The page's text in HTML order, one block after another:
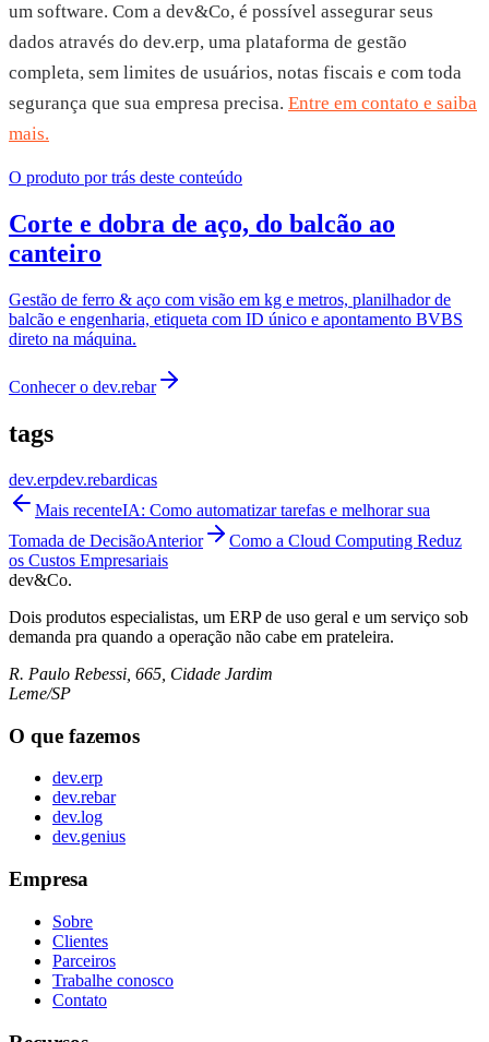
um software. Com a dev&Co, é possível assegurar seus
dados através do dev.erp, uma plataforma de gestão
completa, sem limites de usuários, notas fiscais e com toda
segurança que sua empresa precisa. Entre em contato e saiba
mais.
O produto por trás deste conteúdo
Corte e dobra de aço, do balcão ao
canteiro
Gestão de ferro & aço com visão em kg e metros, planilhador de
balcão e engenharia, etiqueta com ID único e apontamento BVBS
direto na máquina.
Conhecer o dev.rebar
tags
dev.erpdev.rebardicas
Mais recenteIA: Como automatizar tarefas e melhorar sua
Tomada de DecisãoAnterior
Como a Cloud Computing Reduz
os Custos Empresariais
dev&Co.
Dois produtos especialistas, um ERP de uso geral e um serviço sob
demanda pra quando a operação não cabe em prateleira.
R. Paulo Rebessi, 665, Cidade Jardim
Leme/SP
O que fazemos
dev.erp
dev.rebar
dev.log
dev.genius
Empresa
Sobre
Clientes
Parceiros
Trabalhe conosco
Contato